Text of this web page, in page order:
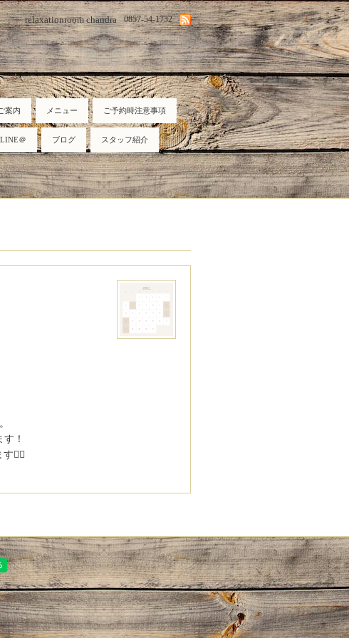
0857-54-1732
relaxationroom chandra
案内 メニュー ご予約時注意事項
LINE＠ ブログ スタッフ紹介
！
🙇‍♀️